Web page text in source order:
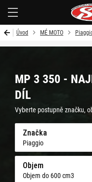
Úvod MÉ MOTO
MP 3 350 -
DÍL
Vyberte postupně značku,
Značka
Piaggio
Objem
Objem do 600 cm3